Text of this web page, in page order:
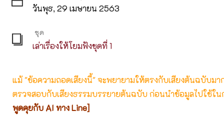
วันพุธ, 29 เมษายน 2563
ชุด
เล่าเรื่องให้โยมฟังชุดที่ 1
แม้ "ข้อความถอดเสียงนี้" จะพยายามให้ตรงกับเสียงต้นฉบับม
ตรวจสอบกับเสียงธรรมบรรยายต้นฉบับ ก่อนนำข้อมูลไปใช้ใน
พูดคุยกับ AI ทาง Line]